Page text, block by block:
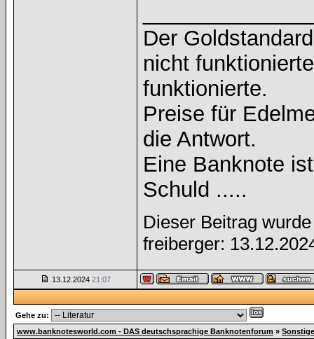
Der
nicht
funktionierte.
Preise für
die Antwort.
Eine Banknote
Schuld .....
Dieser Beitrag
freiberger:
13.12.2024 21:07
Gehe zu:
www.banknotesworld.com - DAS deutschsprachige Banknotenforum »